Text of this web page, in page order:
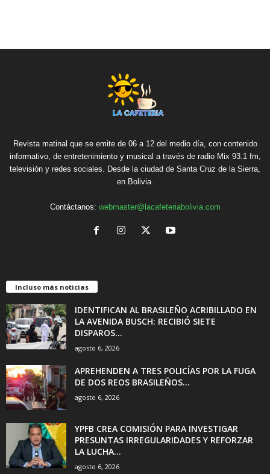
Revista matinal que se emite de 06 a 12 del medio día, con contenido
informativo, de entretenimiento y musical a través de radio Mix 93.1 fm,
televisión y redes sociales. Desde la ciudad de Santa Cruz de la Sierra,
en Bolivia.
Contáctanos: webmaster@lacafeteriabolivia.com
Incluso más noticias
IDENTIFICAN AL BRASILEÑO ACRIBILLADO EN
LA AVENIDA BUSCH: RECIBIÓ SIETE
DISPAROS...
agosto 6, 2026
APREHENDEN A TRES POLICÍAS POR LA FUGA
DE DOS REOS BRASILEÑOS...
agosto 6, 2026
YPFB CREA COMISIÓN PARA INVESTIGAR
PRESUNTAS IRREGULARIDADES Y REFORZAR
LA LUCHA...
agosto 6, 2026